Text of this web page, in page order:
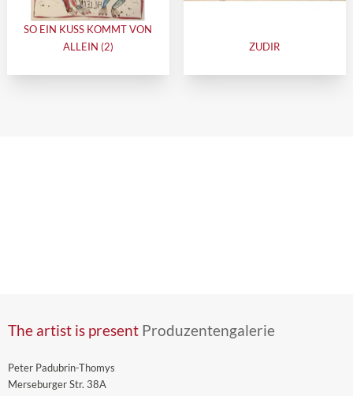
SO EIN KUSS KOMMT VON
ALLEIN (2)
ZUDIR
The artist is present Produzentengalerie
Peter Padubrin-Thomys
Merseburger Str. 38A